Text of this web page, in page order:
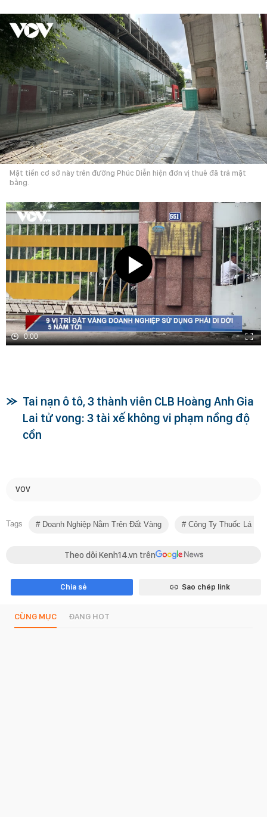
Mặt tiền cơ sở này trên đường Phúc Diễn hiện đơn vị thuê đã trả mặt
bằng.
0:00
Tai nạn ô tô, 3 thành viên CLB Hoàng Anh Gia
Lai tử vong: 3 tài xế không vi phạm nồng độ
cồn
VOV
Tags Doanh Nghiệp Nằm Trên Đất Vàng Công Ty Thuốc Lá
Theo dõi Kenh14.vn trên
Chia sẻ Sao chép link
CÙNG MỤC ĐANG HOT